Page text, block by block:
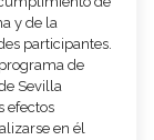
y de la
participantes.
de
Sevilla
efectos
en él